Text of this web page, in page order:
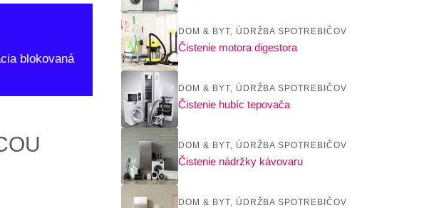
blokovaná
DOM & BYT, ÚDRŽBA SPOTREBIČOV
Čistenie motora digestora
DOM & BYT, ÚDRŽBA SPOTREBIČOV
Čistenie hubíc tepovača
DOM & BYT, ÚDRŽBA SPOTREBIČOV
Čistenie nádržky kávovaru
DOM & BYT, ÚDRŽBA SPOTREBIČOV